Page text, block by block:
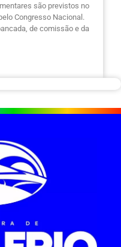
são previstos no
Congresso Nacional.
de comissão e da